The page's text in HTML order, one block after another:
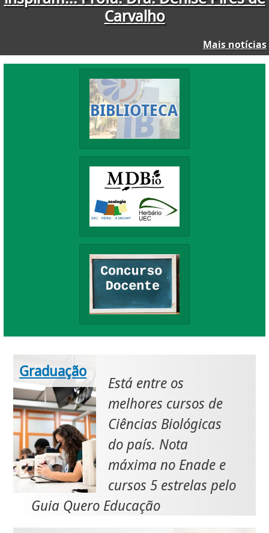
Mais notícias
Graduação
Está entre os
melhores cursos de
Ciências Biológicas
do país. Nota
máxima no Enade e
cursos 5 estrelas pelo
Guia Quero Educação